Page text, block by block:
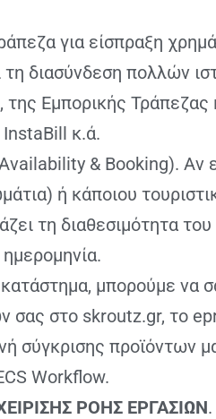
για είσπραξη
διασύνδεση πολλών
Εμπορικής
InstaBill κ.ά.
& Booking). Αν
ή κάποιου
τη διαθεσιμότητα
ημερομηνία.
μπορούμε να
σας στο skroutz.gr, το
σύγκρισης προϊόντων
Workflow.
ΡΟΗΣ ΕΡΓΑΣΙΩΝ.